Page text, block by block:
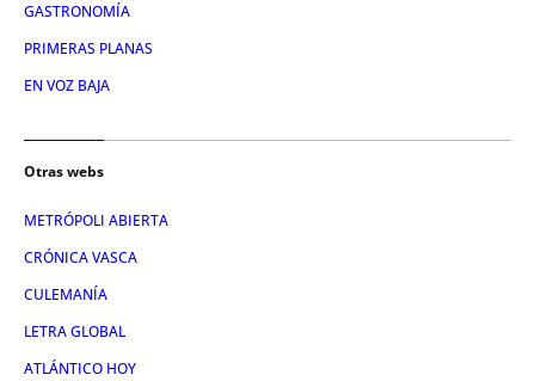
GASTRONOMÍA
PRIMERAS PLANAS
EN VOZ BAJA
Otras webs
METRÓPOLI ABIERTA
CRÓNICA VASCA
CULEMANÍA
LETRA GLOBAL
ATLÁNTICO HOY